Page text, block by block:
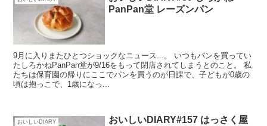
PanPan堂 レーズンパン
9月に入りまたひとつショックなニュース...。 いつもパンを買ってい
たしろかねPanPan堂が9/16をもって閉店されてしまうとのこと。 私
たちは保育園の帰りにここでパンを買うのが日課で、子どもが0歳の
頃は抱っこで、1歳になっ...
おいしいDIARY
おいしいDIARY#157 はっさく屋